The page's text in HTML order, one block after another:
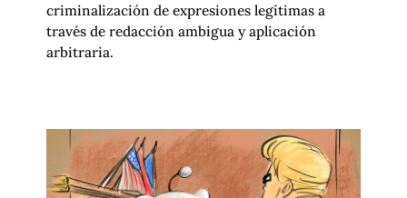
criminalización de expresiones legítimas a
través de redacción ambigua y aplicación
arbitraria.